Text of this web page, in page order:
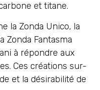
et titane.
la Zonda Unico, la
Zonda Fantasma
à répondre aux
Ces créations sur-
et la désirabilité de